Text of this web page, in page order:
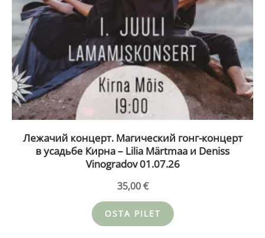
Лежачий концерт. Магический гонг-концерт
в усадьбе Кирна – Lilia Märtmaa и Deniss
Vinogradov 01.07.26
35,00€
OSTA PILET